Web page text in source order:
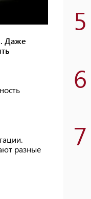
Даже
разные
5
6
7